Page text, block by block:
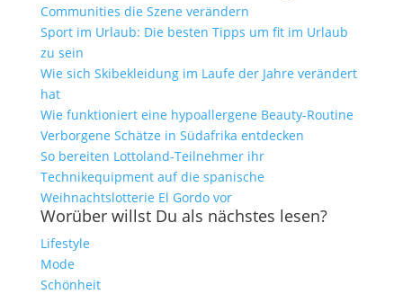
Communities die Szene verändern
Sport im Urlaub: Die besten Tipps um fit im Urlaub
zu sein
Wie sich Skibekleidung im Laufe der Jahre verändert
hat
Wie funktioniert eine hypoallergene Beauty-Routine
Verborgene Schätze in Südafrika entdecken
So bereiten Lottoland-Teilnehmer ihr
Technikequipment auf die spanische
Weihnachtslotterie El Gordo vor
Worüber willst Du als nächstes lesen?
Lifestyle
Mode
Schönheit